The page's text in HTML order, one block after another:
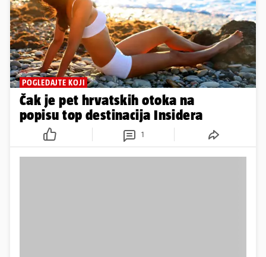
POGLEDAJTE KOJI
Čak je pet hrvatskih otoka na
popisu top destinacija Insidera
1